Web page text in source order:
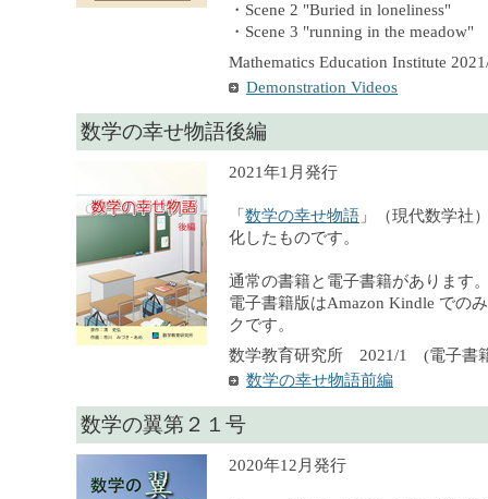
・Scene 2 "Buried in loneliness"
・Scene 3 "running in the meadow"
Mathematics Education Institute
Demonstration Videos
数学の幸せ物語後編
2021年1月発行
「 数学の幸せ物語 」（現代数学社
化したものです。
通常の書籍と電子書籍があります
電子書籍版はAmazon Kindle での
クです。
数学教育研究所 2021/1 (電子書
数学の幸せ物語前編
数学の翼第２１号
2020年12月発行